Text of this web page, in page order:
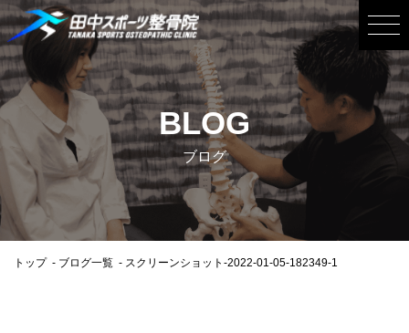
BLOG
ブログ
トップ ブログ一覧 スクリーンショット-2022-01-05-182349-1